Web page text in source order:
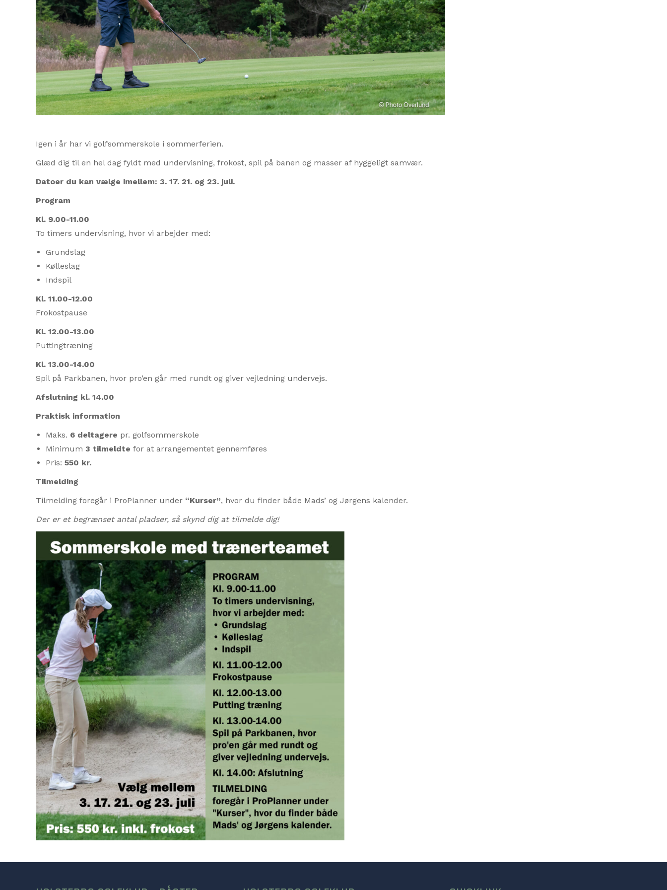
Igen i år har vi golfsommerskole i sommerferien.
Glæd dig til en hel dag fyldt med undervisning, frokost, spil på banen og masser af hyggeligt samvær.
Datoer du kan vælge imellem: 3. 17. 21. og 23. juli.
Program
Kl. 9.00-11.00
To timers undervisning, hvor vi arbejder med:
Grundslag
Kølleslag
Indspil
Kl. 11.00-12.00
Frokostpause
Kl. 12.00-13.00
Puttingtræning
Kl. 13.00-14.00
Spil på Parkbanen, hvor pro’en går med rundt og giver vejledning undervejs.
Afslutning kl. 14.00
Praktisk information
Maks. 6 deltagere pr. golfsommerskole
Minimum 3 tilmeldte for at arrangementet gennemføres
Pris: 550 kr.
Tilmelding
Tilmelding foregår i ProPlanner under “Kurser”, hvor du finder både Mads’ og Jørgens kalender.
Der er et begrænset antal pladser, så skynd dig at tilmelde dig!